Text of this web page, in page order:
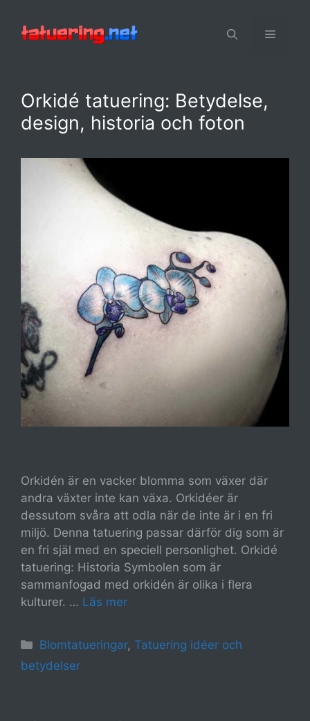
innehåll
Meny
Orkidé tatuering: Betydelse,
design, historia och foton
Orkidén är en vacker blomma som växer där
andra växter inte kan växa. Orkidéer är
dessutom svåra att odla när de inte är i en fri
miljö. Denna tatuering passar därför dig som är
en fri själ med en speciell personlighet. Orkidé
tatuering: Historia Symbolen som är
sammanfogad med orkidén är olika i flera
kulturer. … Läs mer
Kategorier
Blomtatueringar, Tatuering idéer och
betydelser